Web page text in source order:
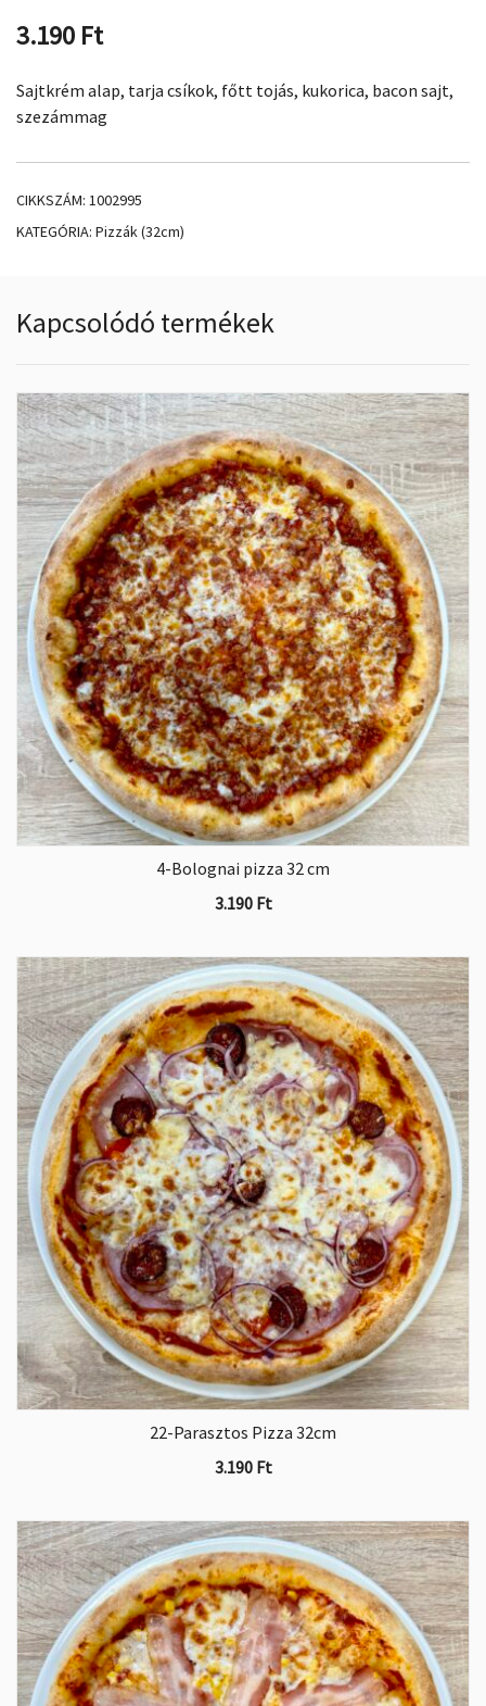
3.190 Ft
Sajtkrém alap, tarja csíkok, főtt tojás, kukorica, bacon sajt,
szezámmag
CIKKSZÁM: 1002995
KATEGÓRIA: Pizzák (32cm)
Kapcsolódó termékek
4-Bolognai pizza 32 cm
3.190 Ft
22-Parasztos Pizza 32cm
3.190 Ft